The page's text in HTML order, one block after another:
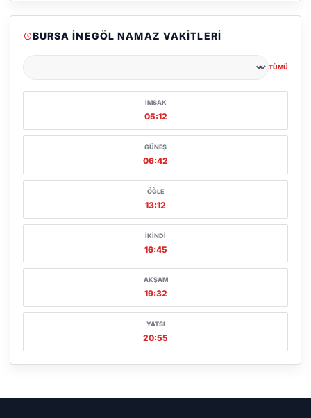
BURSA İNEGÖL NAMAZ VAKITLERI
TÜMÜ
İMSAK
05:12
GÜNEŞ
06:42
ÖĞLE
13:12
İKINDI
16:45
AKŞAM
19:32
YATSI
20:55